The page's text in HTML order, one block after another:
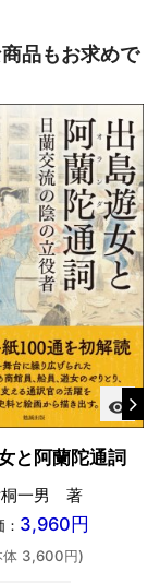
品もお求めで
visibility
と阿蘭陀通詞
桐一男 著
3,960円
体 3,600円)